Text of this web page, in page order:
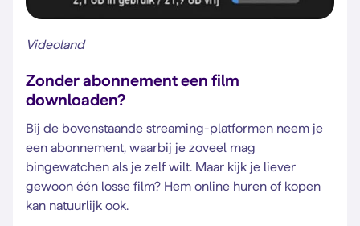
Videoland
Zonder abonnement een film
downloaden?
Bij de bovenstaande streaming-platformen neem je
een abonnement, waarbij je zoveel mag
bingewatchen als je zelf wilt. Maar kijk je liever
gewoon één losse film? Hem online huren of kopen
kan natuurlijk ook.